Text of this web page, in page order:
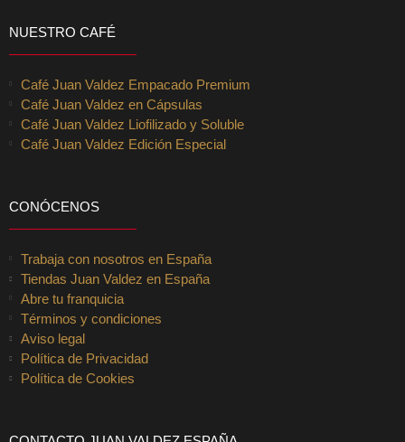
NUESTRO CAFÉ
Café Juan Valdez Empacado Premium
Café Juan Valdez en Cápsulas
Café Juan Valdez Liofilizado y Soluble
Café Juan Valdez Edición Especial
CONÓCENOS
Trabaja con nosotros en España
Tiendas Juan Valdez en España
Abre tu franquicia
Términos y condiciones
Aviso legal
Política de Privacidad
Política de Cookies